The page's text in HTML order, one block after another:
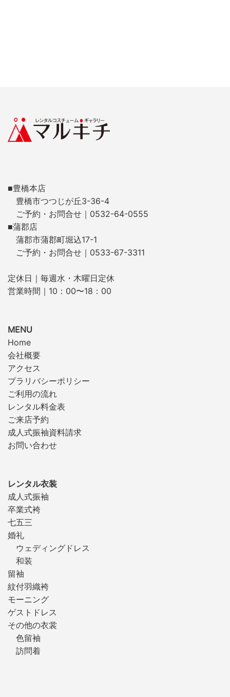
■豊橋本店
豊橋市つつじが丘3-36-4
ご予約・お問合せ｜0532-64-0555
■蒲郡店
蒲郡市蒲郡町堀込17-1
ご予約・お問合せ｜0533-67-3311
定休日｜毎週水・木曜日定休
営業時間｜10：00〜18：00
MENU
Home
会社概要
アクセス
プラリバシーポリシー
ご利用の流れ
レンタル料金表
ご来店予約
成人式振袖資料請求
お問い合わせ
レンタル衣装
成人式振袖
卒業式袴
七五三
婚礼
ウェディングドレス
和装
留袖
紋付羽織袴
モーニング
ゲストドレス
その他の衣裳
色留袖
訪問着